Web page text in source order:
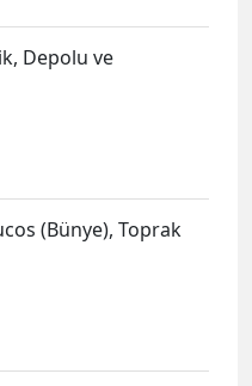
Depolu ve
(Bünye), Toprak